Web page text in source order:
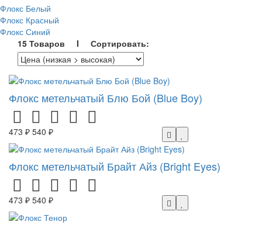
Флокс Белый
Флокс Красный
Флокс Синий
15 Товаров I Сортировать:
Флокс метельчатый Блю Бой (Blue Boy)
473 ₽ 540 ₽
Флокс метельчатый Брайт Айз (Bright Eyes)
473 ₽ 540 ₽